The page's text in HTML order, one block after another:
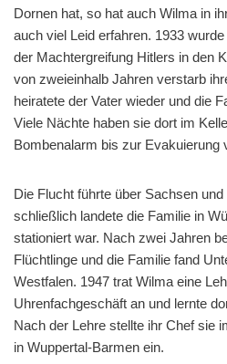
Dornen hat, so hat auch Wilma in
auch viel Leid erfahren. 1933
der Machtergreifung Hitlers in den
von zweieinhalb Jahren verstarb
heiratete der Vater wieder und die
Viele Nächte haben sie dort im
Bombenalarm bis zur Evakuierung
Die Flucht führte über Sachsen
schließlich landete die Familie in
stationiert war. Nach zwei Jahren
Flüchtlinge und die Familie fand
Westfalen. 1947 trat Wilma eine
Uhrenfachgeschäft an und lernte
Nach der Lehre stellte ihr Chef sie
in Wuppertal-Barmen ein.